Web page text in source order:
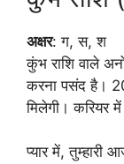
अक्षर: ग, स, श
कुंभ राशि वाले
करना पसंद है।
मिलेगी। करियर
प्यार में, तुम्हारी